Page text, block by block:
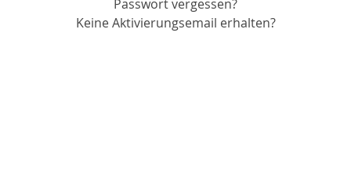
Passwort vergessen?
Keine Aktivierungsemail erhalten?